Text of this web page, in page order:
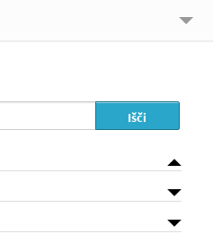
Išči